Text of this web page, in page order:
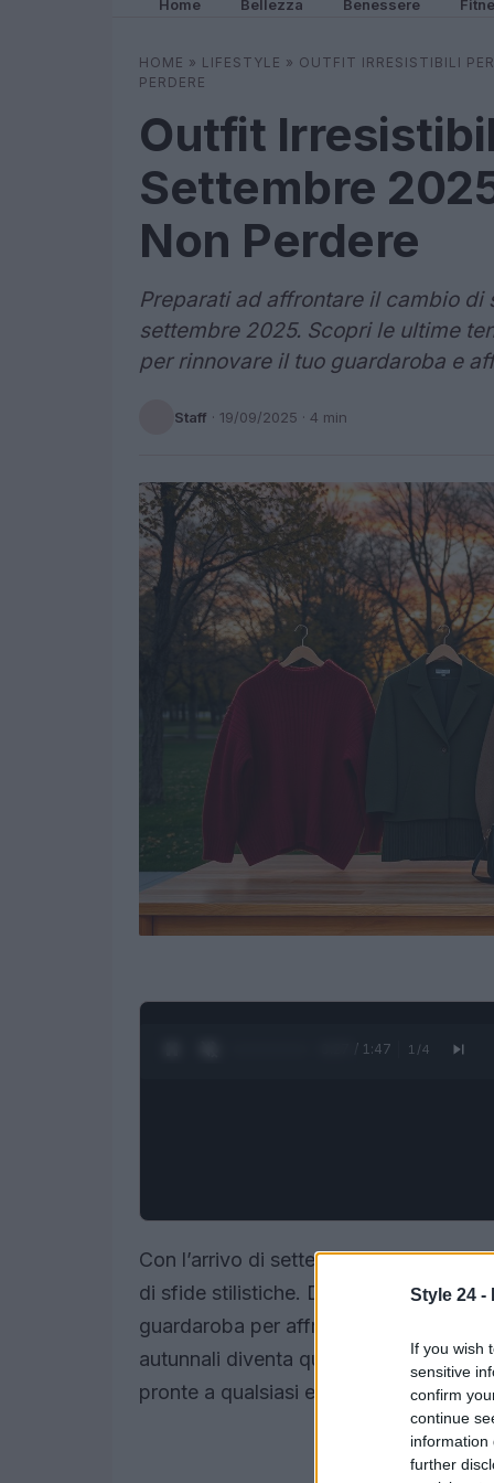
Style 24 -
If you wish
sensitive
confirm
continue
information
further
Home Bellezza Benessere
HOME » LIFESTYLE » OUTFIT IRRESISTIBILI
PERDERE
Outfit
Settembre
Non Perdere
Preparati ad affrontare il cambio
settembre 2025. Scopri le ultime
per rinnovare il tuo guardaroba e
Staff · 19/09/2025 · 4 min
0:28 / 1:47 1 /4
Con l’arrivo di settembre, ilcambio di
di sfide stilistiche. Dopo mesi di abiti
guardaroba per affrontare un periodo
autunnali diventa quindi
pronte a qualsiasi evento sociale.